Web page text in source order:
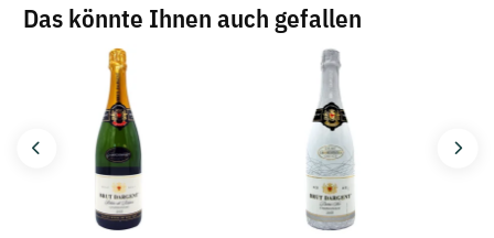
Das könnte Ihnen auch gefallen